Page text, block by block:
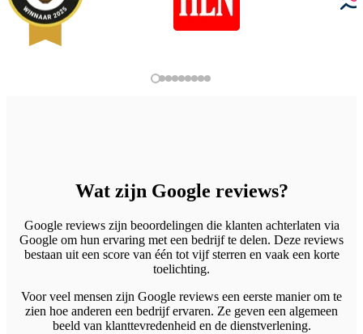
Wat zijn Google reviews?
Google reviews zijn beoordelingen die klanten achterlaten via
Google om hun ervaring met een bedrijf te delen. Deze reviews
bestaan uit een score van één tot vijf sterren en vaak een korte
toelichting.
Voor veel mensen zijn Google reviews een eerste manier om te
zien hoe anderen een bedrijf ervaren. Ze geven een algemeen
beeld van klanttevredenheid en de dienstverlening.